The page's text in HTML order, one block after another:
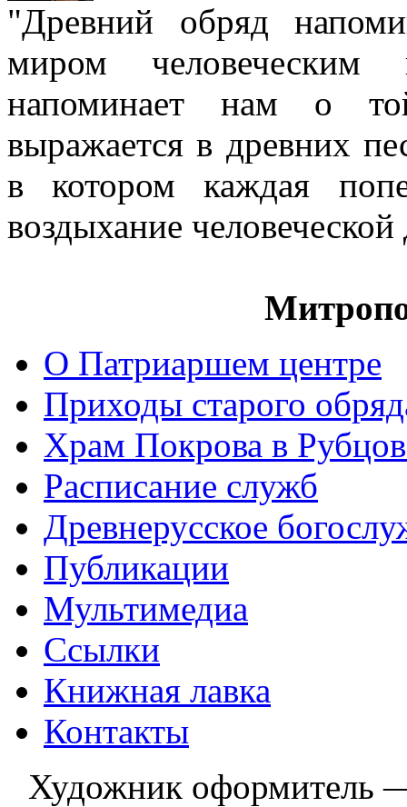
"Древний обряд
миром
напоминает нам о
выражается в древних
в котором каждая
воздыхание
О Патриаршем центре
Приходы старого
Храм Покрова в
Расписание служб
Древнерусское
Публикации
Мультимедиа
Ссылки
Книжная лавка
Контакты
Художник оформитель